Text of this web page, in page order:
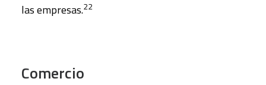
las empresas.22
Comercio